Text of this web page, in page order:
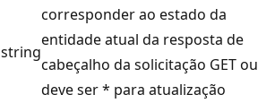
string
corresponder ao estado da
entidade atual da resposta de
cabeçalho da solicitação GET ou
deve ser * para atualização